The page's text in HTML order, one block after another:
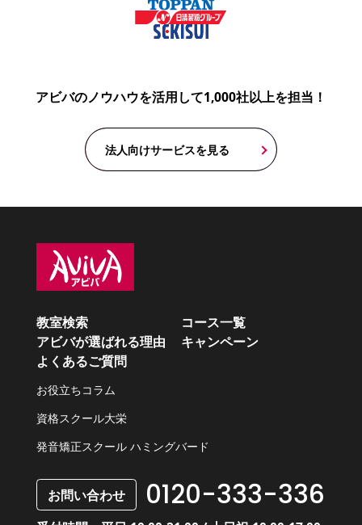
アビバのノウハウを活用して1,000社以上を担当！
法人向けサービスを見る
教室検索
コース一覧
アビバが選ばれる理由
キャンペーン
よくあるご質問
お役立ちコラム
資格スクール大栄
発音矯正スクール ハミングバード
お問い合わせ 0120-333-336